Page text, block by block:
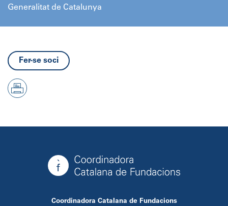
Generalitat de Catalunya
Fer-se soci
Coordinadora Catalana de Fundacions